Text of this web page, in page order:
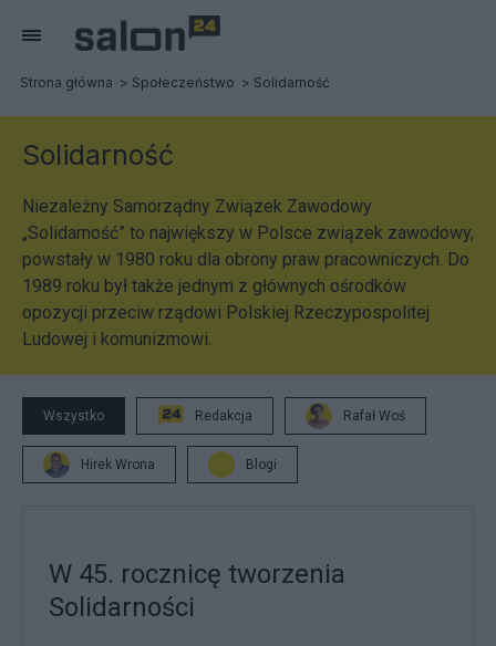
Strona główna Społeczeństwo Solidarność
Solidarność
Niezależny Samorządny Związek Zawodowy
„Solidarność” to największy w Polsce związek zawodowy,
powstały w 1980 roku dla obrony praw pracowniczych. Do
1989 roku był także jednym z głównych ośrodków
opozycji przeciw rządowi Polskiej Rzeczypospolitej
Ludowej i komunizmowi.
Wszystko Redakcja Rafał Woś
Hirek Wrona Blogi
W 45. rocznicę tworzenia
Solidarności